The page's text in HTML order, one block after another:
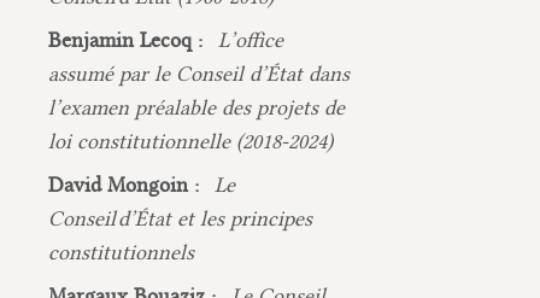
Benjamin Lecoq :
L’office
assumé par le Conseil d’État dans
l’examen préalable des projets de
loi constitutionnelle (2018-2024)
David Mongoin :
Le
Conseil d’État et les principes
constitutionnels